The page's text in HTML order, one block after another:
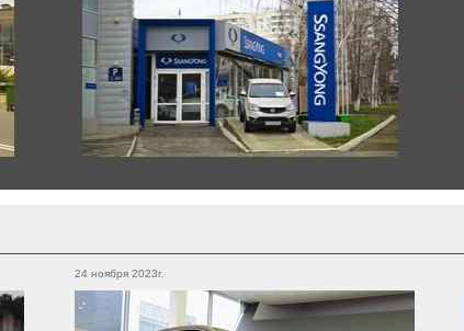
Toyota
Land Cruiser
Corolla
Supra
Land Cruiser Prado
Camry
Alphard
Hilux
Avensis
Tacoma
4runner
Logan
Sandero
Pagani
Rolls-Royce
24 ноября 2023г.